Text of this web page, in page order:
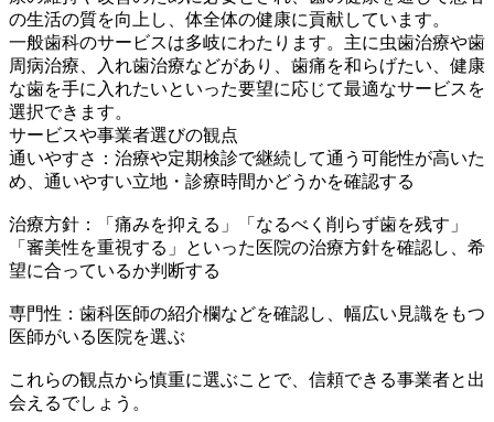
の生活の質を向上し、体全体の健康に貢献しています。
一般歯科のサービスは多岐にわたります。主に虫歯治療や歯
周病治療、入れ歯治療などがあり、歯痛を和らげたい、健康
な歯を手に入れたいといった要望に応じて最適なサービスを
選択できます。
サービスや事業者選びの観点
通いやすさ：治療や定期検診で継続して通う可能性が高いた
め、通いやすい立地・診療時間かどうかを確認する
治療方針：「痛みを抑える」「なるべく削らず歯を残す」
「審美性を重視する」といった医院の治療方針を確認し、希
望に合っているか判断する
専門性：歯科医師の紹介欄などを確認し、幅広い見識をもつ
医師がいる医院を選ぶ
これらの観点から慎重に選ぶことで、信頼できる事業者と出
会えるでしょう。